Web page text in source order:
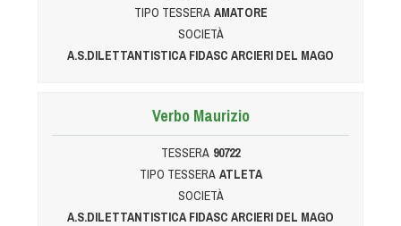
TIPO TESSERA AMATORE
SOCIETÀ
A.S.DILETTANTISTICA FIDASC ARCIERI DEL MAGO
Verbo Maurizio
TESSERA 90722
TIPO TESSERA ATLETA
SOCIETÀ
A.S.DILETTANTISTICA FIDASC ARCIERI DEL MAGO
Sleddog